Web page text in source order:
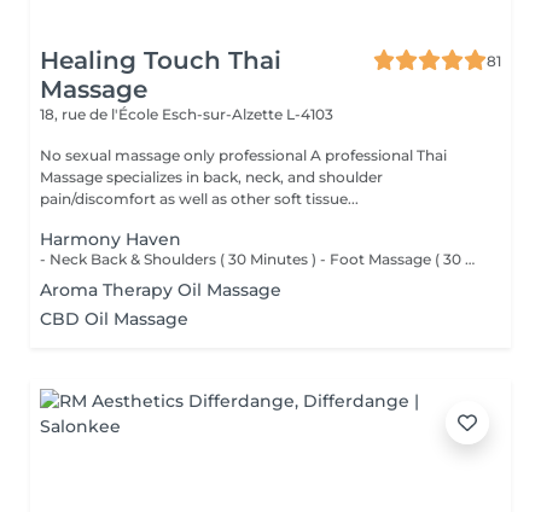
Healing Touch Thai
Massage
81
18, rue de l'École Esch-sur-Alzette L-4103
No sexual massage only professional A professional Thai
Massage specializes in back, neck, and shoulder
pain/discomfort as well as other soft tissue...
Harmony Haven
- Neck Back & Shoulders ( 30 Minutes ) - Foot Massage ( 30 Minutes ) - Hand Massage ( 15 Minutes )
Aroma Therapy Oil Massage
CBD Oil Massage